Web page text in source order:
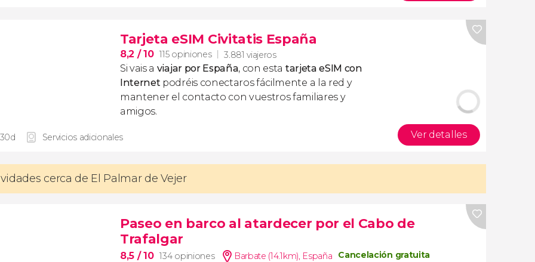
Tarjeta eSIM Civitatis España
8,2 / 10 115 opiniones 3.881 viajeros
Si vais a viajar por España, con esta tarjeta eSIM con
Internet podréis conectaros fácilmente a la red y
mantener el contacto con vuestros familiares y
amigos.
Servicios adicionales Ver detalles
cerca de El Palmar de Vejer
Paseo en barco al atardecer por el Cabo de
Trafalgar
8,5 / 10 134 opiniones Barbate (14.1km), España Cancelación gratuita